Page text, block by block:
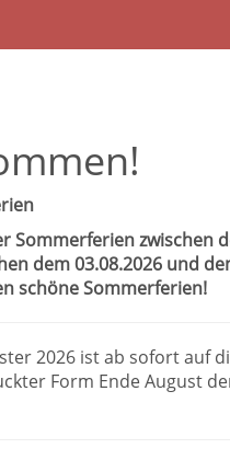
zwischen
dem 03.08.2026 und
schöne Sommerferien!
2026 ist ab sofort auf
Form Ende August